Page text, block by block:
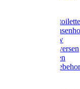
Poetsen &
Zadel-/
Halstertouw
Halsters diversen
Hoofdstellen
Zadel &